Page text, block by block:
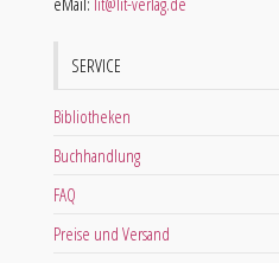
SERVICE
Bibliotheken
Buchhandlung
FAQ
Preise und Versand